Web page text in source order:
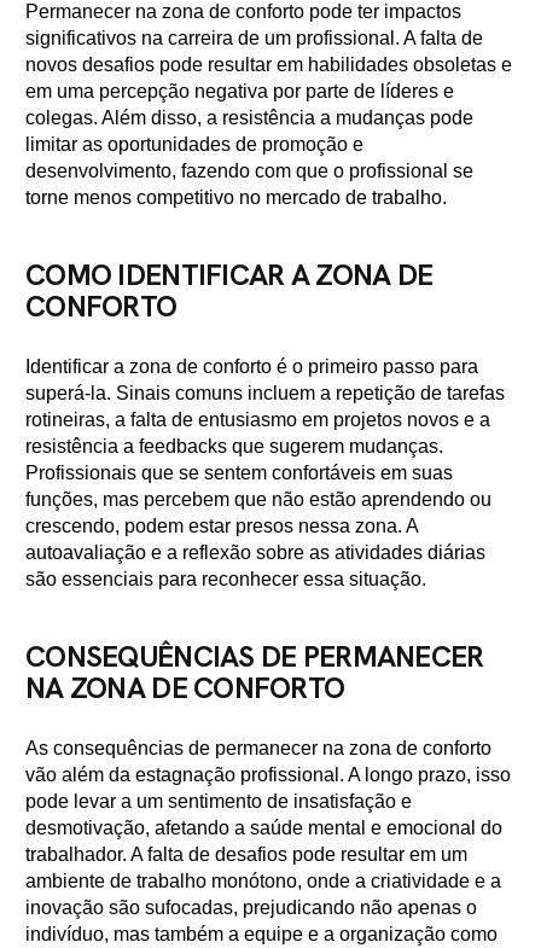
Permanecer na zona de conforto pode ter impactos
significativos na carreira de um profissional. A falta de
novos desafios pode resultar em habilidades obsoletas e
em uma percepção negativa por parte de líderes e
colegas. Além disso, a resistência a mudanças pode
limitar as oportunidades de promoção e
desenvolvimento, fazendo com que o profissional se
torne menos competitivo no mercado de trabalho.
COMO IDENTIFICAR A ZONA DE
CONFORTO
Identificar a zona de conforto é o primeiro passo para
superá-la. Sinais comuns incluem a repetição de tarefas
rotineiras, a falta de entusiasmo em projetos novos e a
resistência a feedbacks que sugerem mudanças.
Profissionais que se sentem confortáveis em suas
funções, mas percebem que não estão aprendendo ou
crescendo, podem estar presos nessa zona. A
autoavaliação e a reflexão sobre as atividades diárias
são essenciais para reconhecer essa situação.
CONSEQUÊNCIAS DE PERMANECER
NA ZONA DE CONFORTO
As consequências de permanecer na zona de conforto
vão além da estagnação profissional. A longo prazo, isso
pode levar a um sentimento de insatisfação e
desmotivação, afetando a saúde mental e emocional do
trabalhador. A falta de desafios pode resultar em um
ambiente de trabalho monótono, onde a criatividade e a
inovação são sufocadas, prejudicando não apenas o
indivíduo, mas também a equipe e a organização como